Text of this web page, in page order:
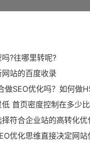
?往哪里转呢?
站的百度收录
首页密度控制在多少
符合企业站的高转化优